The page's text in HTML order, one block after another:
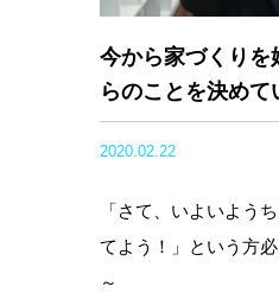
今から家づくりを
らのことを決めて
2020.02.22
「さて、いよいよう
てよう！」という方
～